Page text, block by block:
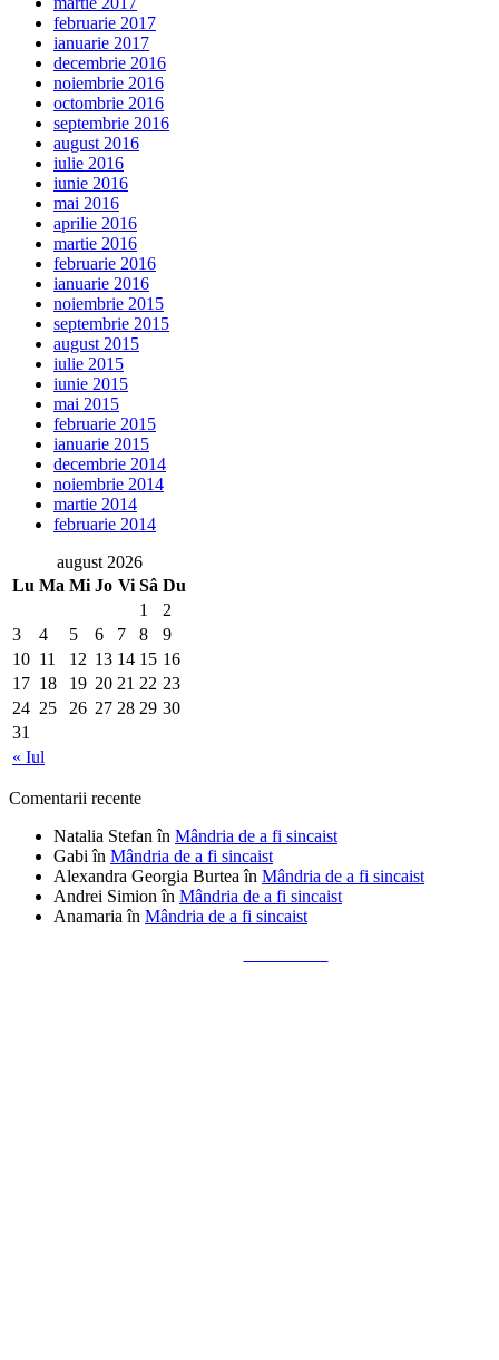
februarie 2017
ianuarie 2017
decembrie 2016
noiembrie 2016
octombrie 2016
septembrie 2016
august 2016
iulie 2016
iunie 2016
mai 2016
aprilie 2016
martie 2016
februarie 2016
ianuarie 2016
noiembrie 2015
septembrie 2015
august 2015
iulie 2015
iunie 2015
mai 2015
februarie 2015
ianuarie 2015
decembrie 2014
noiembrie 2014
martie 2014
februarie 2014
august 2026
Lu Ma Mi Jo Vi Sâ Du
« Iul
1
2
3
4 5 6 7 8
9
10 11 12 13 14 15 16
17 18 19 20 21 22 23
24 25 26 27 28 29 30
31
Comentarii recente
Natalia Stefan în Mândria de a fi sincaist
Gabi în Mândria de a fi sincaist
Alexandra Georgia Burtea în Mândria de a fi sincaist
Andrei Simion în Mândria de a fi sincaist
Anamaria în Mândria de a fi sincaist